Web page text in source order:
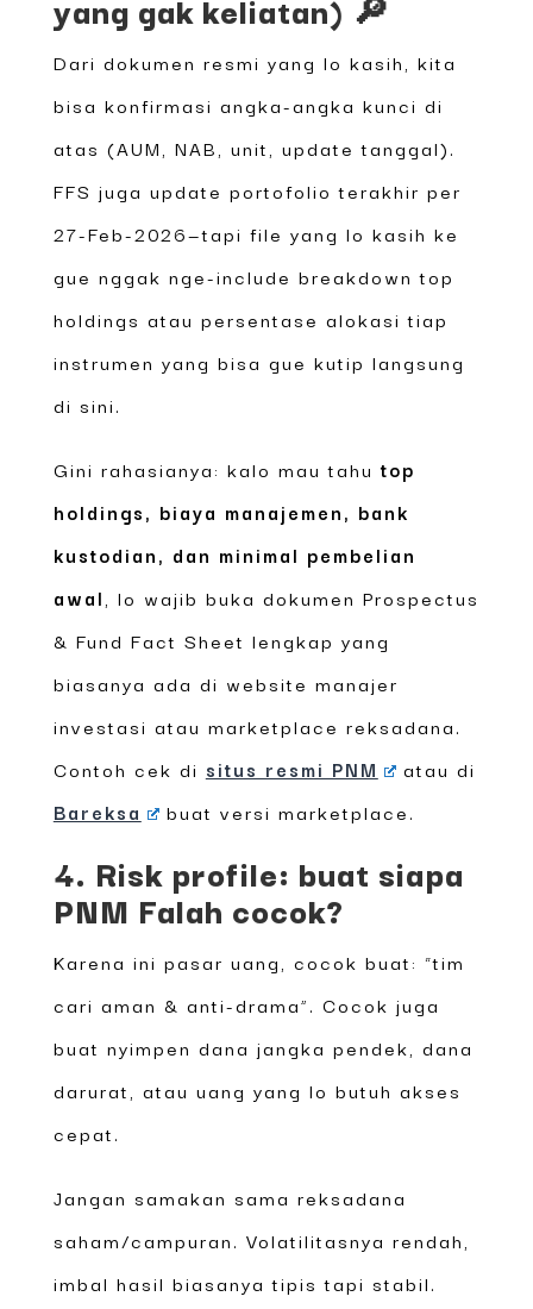
Dari dokumen resmi yang lo kasih, kita
bisa konfirmasi angka-angka kunci di
atas (AUM, NAB, unit, update tanggal).
FFS juga update portofolio terakhir per
27-Feb-2026—tapi file yang lo kasih ke
gue nggak nge-include breakdown top
holdings atau persentase alokasi tiap
instrumen yang bisa gue kutip langsung
di sini.
Gini rahasianya: kalo mau tahutop
holdings, biaya manajemen, bank
kustodian, dan minimal pembelian
awal , lo wajib buka dokumen Prospectus
& Fund Fact Sheet lengkap yang
biasanya ada di website manajer
investasi atau marketplace reksadana.
Contoh cek di situs resmi PNM
atau di
Bareksa
buat versi marketplace.
4. Risk profile: buat siapa
PNM Falah cocok?
Karena ini pasar uang, cocok buat: “tim
cari aman & anti-drama”. Cocok juga
buat nyimpen dana jangka pendek, dana
darurat, atau uang yang lo butuh akses
cepat.
Jangan samakan sama reksadana
saham/campuran. Volatilitasnya rendah,
imbal hasil biasanya tipis tapi stabil.